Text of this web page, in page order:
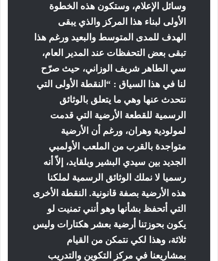
وسائل الإعلام، وستكون هذه الخطوة
الأولى لبناء هذا المركز والذي يبقى
الهدف للمدى المتوسط والبعيد ورغم هذا
تبقى بعض التحفظات عند المدير العام،
سي الطاهر شريف الوزاني، حيث صرّح
لنا في هذا السياق : “النقطة الأولى التي
نتحدث عنها وهي ما يتعلق بالوثائق
الرسمية للقطعة الأرضية التي قدمت
لمولودية وهران، ورغم أن الأرضية
متواجدة بالقرب من الملعب الأولمبي
الجديد بين سيدي البشير وبلقايد، إلاّ أنه
رسميا لا نملك الوثائق الرسمية لملكنا
هذه الأرضية بصفة قانونية. النقطة الأخرى
التي أتحفظ بشأنها وهو أنني تمنيت لو
يكون بحوزتنا أرضية بعشر هكتارات وليس
ثلاثة، وهذا لكي نتمكن من القيام
بمشاريعنا في مركز التكوين والتدريب